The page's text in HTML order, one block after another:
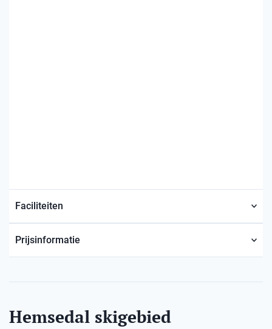
Faciliteiten
Prijsinformatie
Hemsedal skigebied